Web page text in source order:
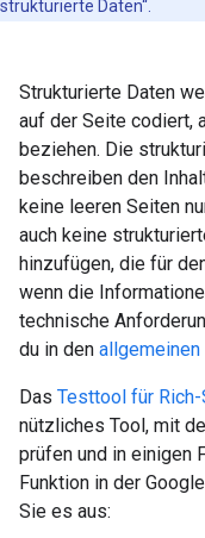
strukturierte Daten“.
Strukturierte Daten
auf der Seite codiert,
beziehen. Die
beschreiben den
keine leeren Seiten
auch keine
hinzufügen, die für
wenn die
technische
du in den
Das Testtool für
nützliches Tool, mit
prüfen und in einigen
Funktion in der
Sie es aus: